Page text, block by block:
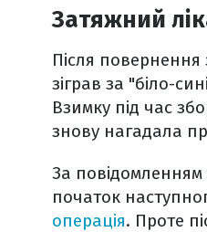
Затяжний
Після
зіграв за "біло-
Взимку під час
знову нагадала
За
початок
операція. Проте